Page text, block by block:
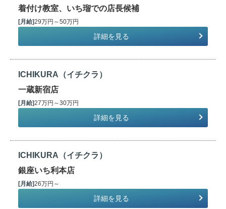
着付け教室、いち瑠での店長候補
[月給]29万円～50万円
詳細を見る
ICHIKURA（イチクラ）
一蔵新宿店
[月給]27万円～30万円
詳細を見る
ICHIKURA（イチクラ）
銀座いち利本店
[月給]26万円～
詳細を見る